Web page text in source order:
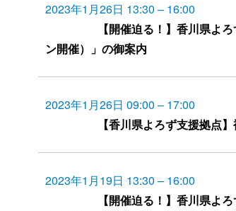
【開催迫る！】香川県よ
ン開催）」の御案内
2023年1月26日 13:30 – 16:00
【香川県よろず支援拠点
2023年1月26日 09:00 – 17:00
【開催迫る！】香川県よ
2023年1月19日 13:30 – 16:00